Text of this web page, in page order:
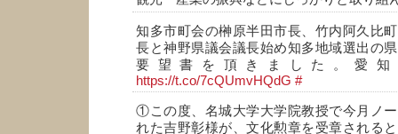
知多市町会の榊原半田市長、竹内阿久比
長と神野県議会議長始め知多地域選出の
要望書を頂きました。愛
https://t.co/7cQUmvHQdG #
①この度、名城大学大学院教授で今月ノ
れた吉野彰様が、文化勲章を受章される